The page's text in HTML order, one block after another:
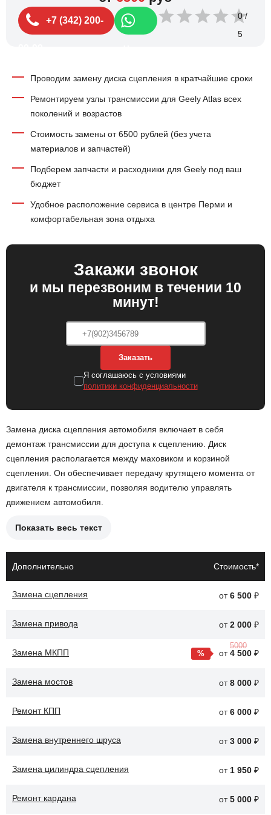
+7 (342) 200- 0
Проводим замену диска сцепления в кратчайшие сроки
Ремонтируем узлы трансмиссии для Geely Atlas всех
поколений и возрастов
Стоимость замены от 6500 рублей (без учета
материалов и запчастей)
Подберем запчасти и расходники для Geely под ваш
бюджет
Удобное расположение сервиса в центре Перми и
комфортабельная зона отдыха
Закажи звонок
и мы перезвоним в течении 10
минут!
Заказать
Я соглашаюсь с условиями
политики конфиденциальности
Замена диска сцепления автомобиля включает в себя
демонтаж трансмиссии для доступа к сцеплению. Диск
сцепления располагается между маховиком и корзиной
сцепления. Он обеспечивает передачу крутящего момента от
двигателя к трансмиссии, позволяя водителю управлять
движением автомобиля.
Причины замены диска сцепления могут включать:
Повреждение поверхности диска, вызывающее
между двигателем и трансмиссией Geely Atlas. Это обеспечит
общую производительность автомобиля.
Показать весь текст
Дополнительно Стоимость*
Замена сцепления от6 500 ₽
Замена привода от2 000 ₽
Замена МКПП от
5000
4 500 ₽
Замена мостов от8 000 ₽
Ремонт КПП от6 000 ₽
Замена внутреннего шруса от3 000 ₽
Замена цилиндра сцепления от 1 950 ₽
Ремонт кардана от5 000 ₽